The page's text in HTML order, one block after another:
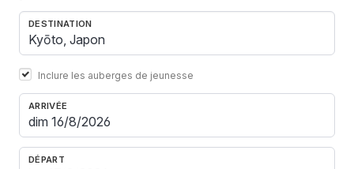
DESTINATION
Inclure les auberges de jeunesse
ARRIVÉE
DÉPART